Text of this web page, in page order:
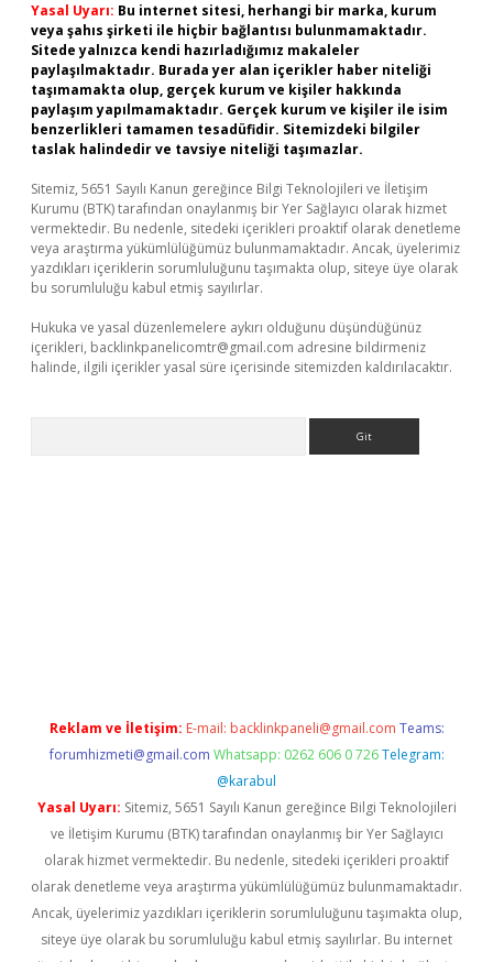
Yasal Uyarı: Bu internet sitesi, herhangi bir marka, kurum
veya şahıs şirketi ile hiçbir bağlantısı bulunmamaktadır.
Sitede yalnızca kendi hazırladığımız makaleler
paylaşılmaktadır. Burada yer alan içerikler haber niteliği
taşımamakta olup, gerçek kurum ve kişiler hakkında
paylaşım yapılmamaktadır. Gerçek kurum ve kişiler ile isim
benzerlikleri tamamen tesadüfidir. Sitemizdeki bilgiler
taslak halindedir ve tavsiye niteliği taşımazlar.
Sitemiz, 5651 Sayılı Kanun gereğince Bilgi Teknolojileri ve İletişim
Kurumu (BTK) tarafından onaylanmış bir Yer Sağlayıcı olarak hizmet
vermektedir. Bu nedenle, sitedeki içerikleri proaktif olarak denetleme
veya araştırma yükümlülüğümüz bulunmamaktadır. Ancak, üyelerimiz
yazdıkları içeriklerin sorumluluğunu taşımakta olup, siteye üye olarak
bu sorumluluğu kabul etmiş sayılırlar.
Hukuka ve yasal düzenlemelere aykırı olduğunu düşündüğünüz
içerikleri, backlinkpanelicomtr@gmail.com adresine bildirmeniz
halinde, ilgili içerikler yasal süre içerisinde sitemizden kaldırılacaktır.
Reklam ve İletişim: E-mail: backlinkpaneli@gmail.com Teams:
forumhizmeti@gmail.com Whatsapp: 0262 606 0 726 Telegram:
@karabul
Yasal Uyarı: Sitemiz, 5651 Sayılı Kanun gereğince Bilgi Teknolojileri
ve İletişim Kurumu (BTK) tarafından onaylanmış bir Yer Sağlayıcı
olarak hizmet vermektedir. Bu nedenle, sitedeki içerikleri proaktif
olarak denetleme veya araştırma yükümlülüğümüz bulunmamaktadır.
Ancak, üyelerimiz yazdıkları içeriklerin sorumluluğunu taşımakta olup,
siteye üye olarak bu sorumluluğu kabul etmiş sayılırlar. Bu internet